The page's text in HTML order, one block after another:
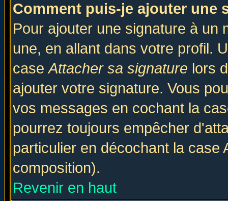
Comment puis-je ajouter une
Pour ajouter une signature à un
une, en allant dans votre profil.
caseAttacher sa signature lors
ajouter votre signature. Vous
vos messages en cochant la
pourrez toujours empêcher
particulier en décochant la
composition).
Revenir en haut